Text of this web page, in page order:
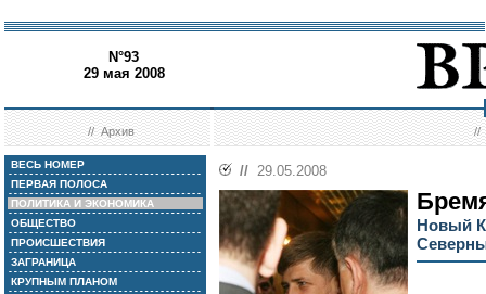
N°93
29 мая 2008
//Архив //
ВЕСЬ НОМЕР
ПЕРВАЯ ПОЛОСА
ПОЛИТИКА И ЭКОНОМИКА
ОБЩЕСТВО
ПРОИСШЕСТВИЯ
ЗАГРАНИЦА
КРУПНЫМ ПЛАНОМ
// 29.05.2008
Новый